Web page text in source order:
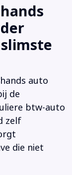
auto
de
btw-auto
zelf
die niet